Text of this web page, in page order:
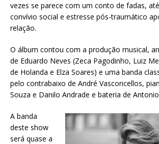
vezes se parece com um conto de fadas,
convívio social e estresse pós-traumático
relação.
O álbum contou com a produção musical,
de Eduardo Neves (Zeca Pagodinho, Luiz
de Holanda e Elza Soares) e uma banda
pelo contrabaixo de André Vasconcellos,
Souza e Danilo Andrade e bateria de
A banda
deste show
será quase a